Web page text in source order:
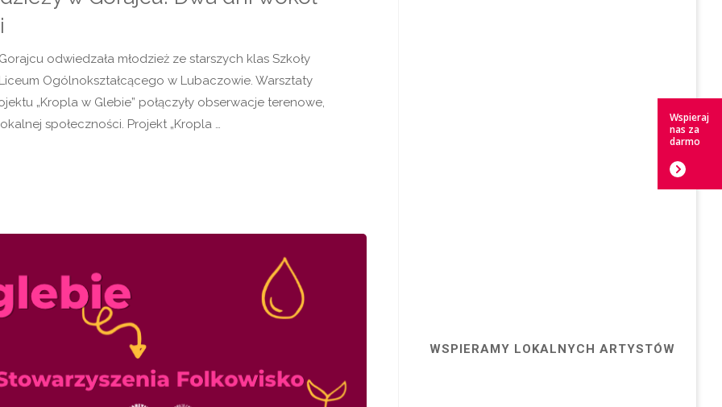
odwiedzała młodzież ze starszych klas Szkoły
Ogólnokształcącego w Lubaczowie. Warsztaty
„Kropla w Glebie” połączyły obserwacje terenowe,
społeczności. Projekt „Kropla …
WSPIERAMY LOKALNYCH ARTYSTÓW
Wspieraj
nas za
darmo